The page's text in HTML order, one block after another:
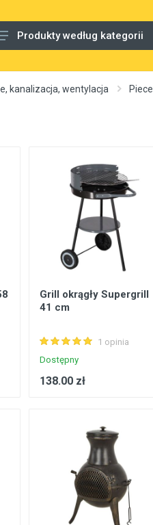
Produkty według kategorii
kanalizacja, wentylacja Piece
Grill okrągły Supergrill
41 cm
1 opinia
Dostępny
138.00 zł